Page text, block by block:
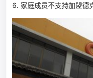
6. 家庭成员不支持加盟德